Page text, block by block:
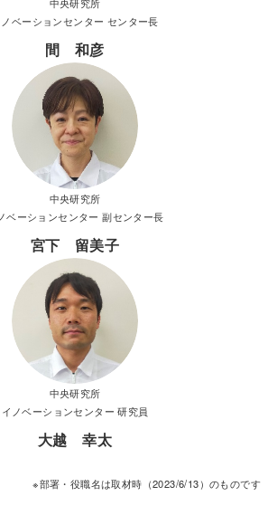
ベーションセンター センター長
間 和彦
中央研究所
ベーションセンター 副センター長
宮下 留美子
中央研究所
イノベーションセンター 研究員
大越 幸太
※部署・役職名は取材時（2023/6/13）のものです